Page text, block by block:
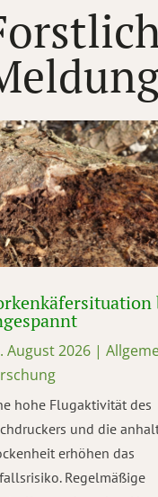
August 2026|
hohe Flugaktivität des
und die
erhöhen das
Regelmäßige